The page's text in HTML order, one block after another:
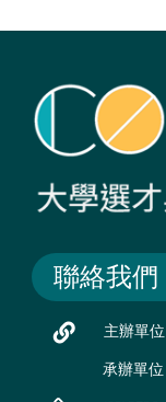
聯絡我們
主辦單
承辦單